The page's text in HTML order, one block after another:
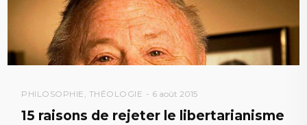
PHILOSOPHIE , THÉOLOGIE 6 août 2015
15 raisons de rejeter le libertarianisme